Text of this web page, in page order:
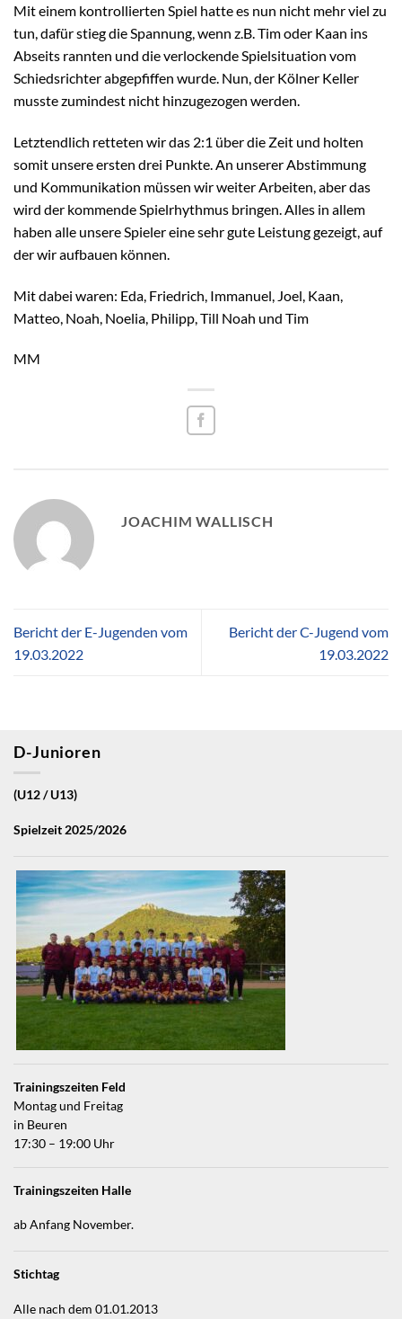
Mit einem kontrollierten Spiel hatte es nun nicht mehr viel zu
tun, dafür stieg die Spannung, wenn z.B. Tim oder Kaan ins
Abseits rannten und die verlockende Spielsituation vom
Schiedsrichter abgepfiffen wurde. Nun, der Kölner Keller
musste zumindest nicht hinzugezogen werden.
Letztendlich retteten wir das 2:1 über die Zeit und holten
somit unsere ersten drei Punkte. An unserer Abstimmung
und Kommunikation müssen wir weiter Arbeiten, aber das
wird der kommende Spielrhythmus bringen. Alles in allem
haben alle unsere Spieler eine sehr gute Leistung gezeigt, auf
der wir aufbauen können.
Mit dabei waren: Eda, Friedrich, Immanuel, Joel, Kaan,
Matteo, Noah, Noelia, Philipp, Till Noah und Tim
MM
JOACHIM WALLISCH
Bericht der E-Jugenden vom
19.03.2022
Bericht der C-Jugend vom
19.03.2022
D-Junioren
(U12 / U13)
Spielzeit 2025/2026
Trainingszeiten Feld
Montag und Freitag
in Beuren
17:30 – 19:00 Uhr
Trainingszeiten Halle
ab Anfang November.
Stichtag
Alle nach dem 01.01.2013